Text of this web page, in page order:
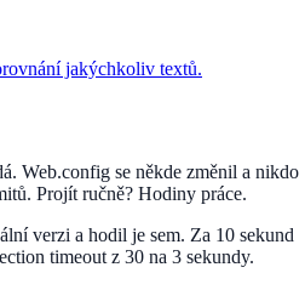
jakýchkoliv textů.
Web.config se někde změnil a nikdo
Projít ručně? Hodiny práce.
verzi a hodil je sem. Za 10 sekund
timeout z 30 na 3 sekundy.